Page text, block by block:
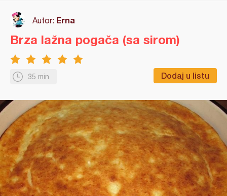
Autor: Erna
35 min Dodaj u listu
Brza lažna pogača (sa sirom)